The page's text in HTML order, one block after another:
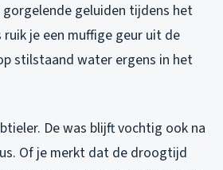
geluiden tijdens het
je een muffige geur uit de
stilstaand water ergens in het
De was blijft vochtig ook na
Of je merkt dat de droogtijd